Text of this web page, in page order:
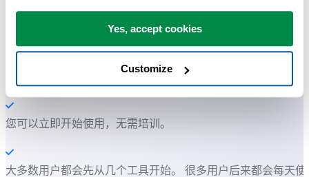
Yes, accept cookies
Customize
节省 Excel 工作时间，简单高效。
您可以立即开始使用，无需培训。
大多数用户都会先从几个工具开始。 很多用户后来都会每天使